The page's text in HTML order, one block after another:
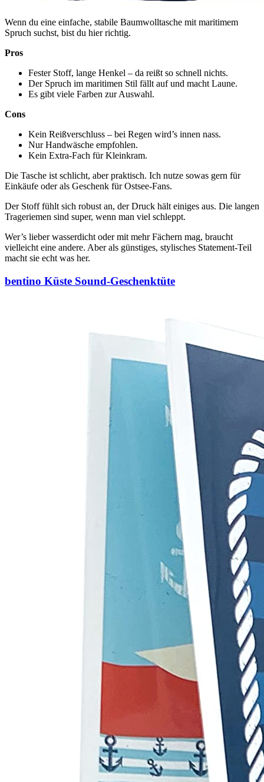
Wenn du eine einfache, stabile Baumwolltasche mit maritimem
Spruch suchst, bist du hier richtig.
Pros
Fester Stoff, lange Henkel – da reißt so schnell nichts.
Der Spruch im maritimen Stil fällt auf und macht Laune.
Es gibt viele Farben zur Auswahl.
Cons
Kein Reißverschluss – bei Regen wird’s innen nass.
Nur Handwäsche empfohlen.
Kein Extra-Fach für Kleinkram.
Die Tasche ist schlicht, aber praktisch. Ich nutze sowas gern für
Einkäufe oder als Geschenk für Ostsee-Fans.
Der Stoff fühlt sich robust an, der Druck hält einiges aus. Die langen
Trageriemen sind super, wenn man viel schleppt.
Wer’s lieber wasserdicht oder mit mehr Fächern mag, braucht
vielleicht eine andere. Aber als günstiges, stylisches Statement-Teil
macht sie echt was her.
bentino Küste Sound-Geschenktüte